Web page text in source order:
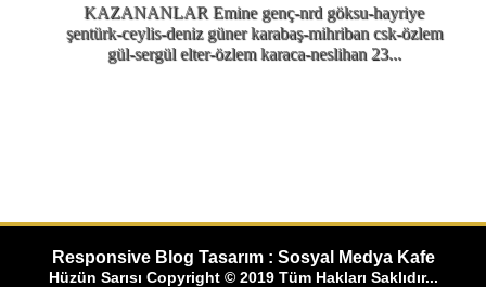
KAZANANLAR Emine genç-nrd göksu-hayriye
şentürk-ceylis-deniz güner karabaş-mihriban csk-özlem
gül-sergül elter-özlem karaca-neslihan 23...
Responsive Blog Tasarım : Sosyal Medya Kafe
Hüzün Sarısı Copyright © 2019 Tüm Hakları Saklıdır...